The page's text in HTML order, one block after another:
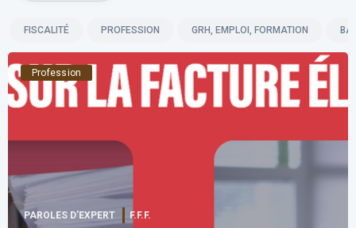
FISCALITÉ PROFESSION GRH, EMPLOI, FORMATION
Profession
PAROLES D’EXPERT F.F.F.